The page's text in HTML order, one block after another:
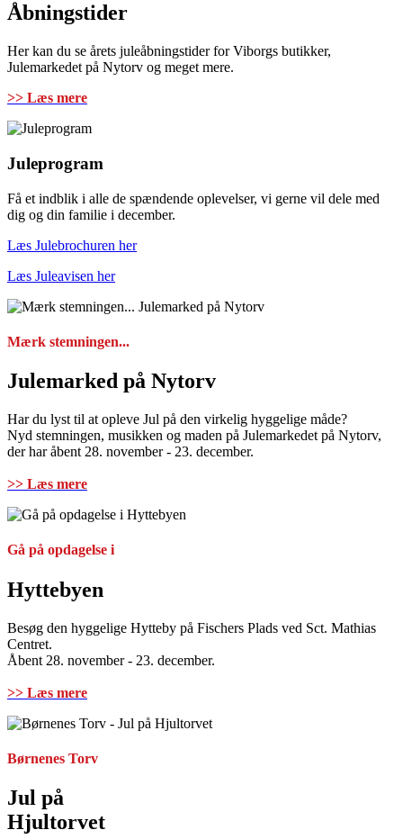
Åbningstider
Her kan du se årets juleåbningstider for Viborgs butikker,
Julemarkedet på Nytorv og meget mere.
>> Læs mere
Juleprogram
Få et indblik i alle de spændende oplevelser, vi gerne vil dele med
dig og din familie i december.
Læs Julebrochuren her
Læs Juleavisen her
Mærk stemningen...
Julemarked på Nytorv
Har du lyst til at opleve Jul på den virkelig hyggelige måde?
Nyd stemningen, musikken og maden på Julemarkedet på Nytorv,
der har åbent 28. november - 23. december.
>> Læs mere
Gå på opdagelse i
Hyttebyen
Besøg den hyggelige Hytteby på Fischers Plads ved Sct. Mathias
Centret.
Åbent 28. november - 23. december.
>> Læs mere
Børnenes Torv
Jul på
Hjultorvet